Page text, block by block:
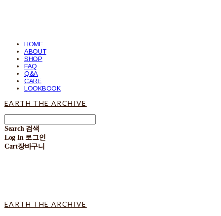
HOME
ABOUT
SHOP
FAQ
Q&A
CARE
LOOKBOOK
EARTH THE ARCHIVE
Search 검색
Log In 로그인
Cart장바구니
EARTH THE ARCHIVE